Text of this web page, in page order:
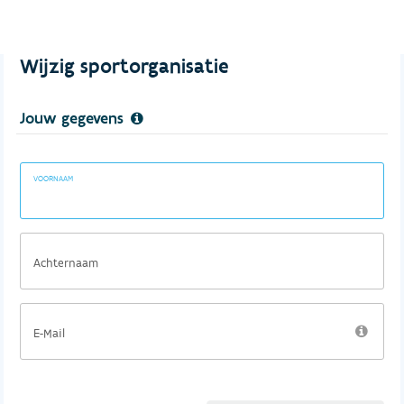
Wijzig sportorganisatie
Jouw gegevens
VOORNAAM
Achternaam
E-Mail